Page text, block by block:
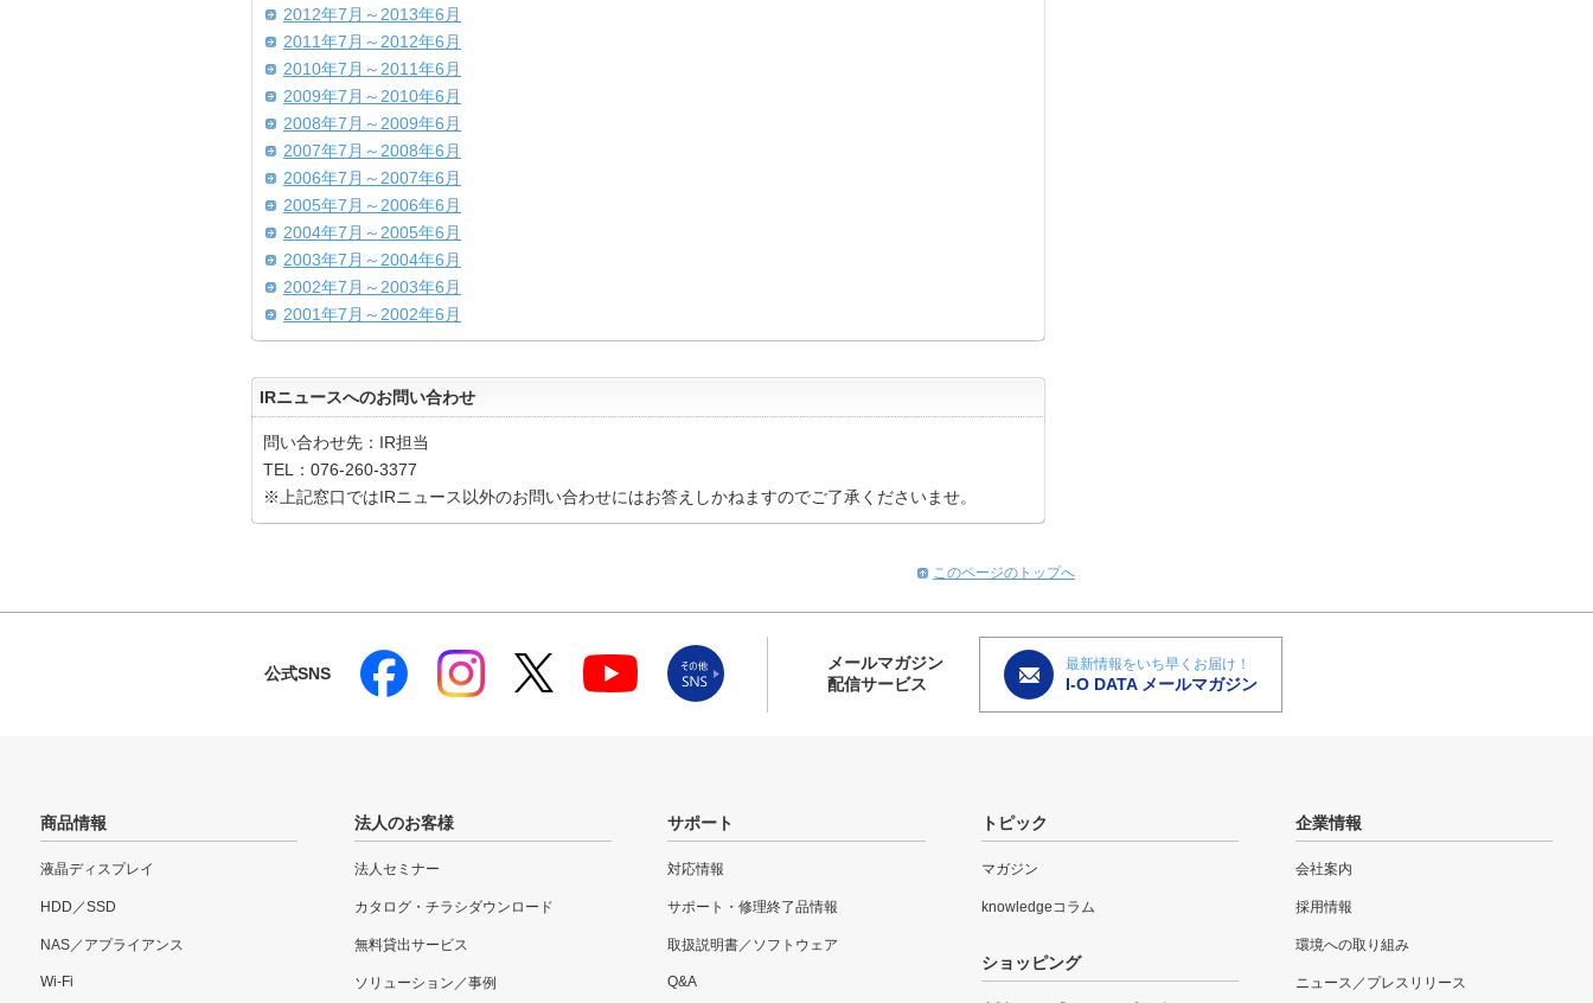
2012年7月～2013年6月
2011年7月～2012年6月
2010年7月～2011年6月
2009年7月～2010年6月
2008年7月～2009年6月
2007年7月～2008年6月
2006年7月～2007年6月
2005年7月～2006年6月
2004年7月～2005年6月
2003年7月～2004年6月
2002年7月～2003年6月
2001年7月～2002年6月
IRニュースへのお問い合わせ
問い合わせ先：IR担当
TEL：076-260-3377
※上記窓口ではIRニュース以外のお問い合わせにはお答えしかねますのでご了承くださいませ。
このページのトップへ
公式SNS
メールマガジン
配信サービス
最新情報をいち早くお届け！
I-O DATA メールマガジン
商品情報
液晶ディスプレイ
HDD／SSD
NAS／アプライアンス
Wi-Fi
法人のお客様
法人セミナー
カタログ・チラシダウンロード
無料貸出サービス
ソリューション／事例
サポート
対応情報
サポート・修理終了品情報
取扱説明書／ソフトウェア
Q&A
トピック
マガジン
knowledgeコラム
ショッピング
企業情報
会社案内
採用情報
環境への取り組み
ニュース／プレスリリース